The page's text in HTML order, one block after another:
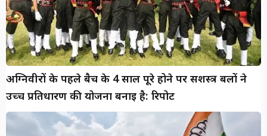
अग्निवीरों के पहले बैच के 4 साल पूरे होने पर सशस्त्र बलों ने
उच्च प्रतिधारण की योजना बनाई है: रिपोर्ट